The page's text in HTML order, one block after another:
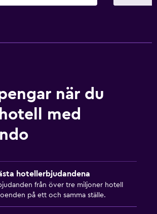
via trappor
när du
med
hotellerbjudandena
från över tre miljoner hotell
på ett och samma ställe.